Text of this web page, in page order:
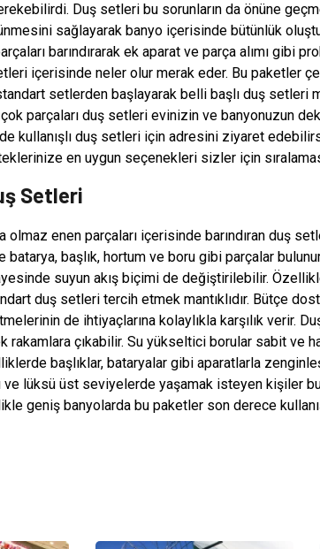
Duş setleri bu sorunların da önüne
sağlayarak banyo içerisinde bütünlük
barındırarak ek aparat ve parça alımı gibi
içerisinde neler olur merak eder. Bu paketler
setlerden başlayarak belli başlı duş setleri
parçaları duş setleri evinizin ve banyonuzun
kullanışlı duş setleri için adresini ziyaret
en uygun seçenekleri sizler için
Setleri
enen parçaları içerisinde barındıran duş
başlık, hortum ve boru gibi parçalar
suyun akış biçimi de değiştirilebilir.
duş setleri tercih etmek mantıklıdır. Bütçe
de ihtiyaçlarına kolaylıkla karşılık verir.
rakamlara çıkabilir. Su yükseltici borular sabit ve
başlıklar, bataryalar gibi aparatlarla
ve lüksü üst seviyelerde yaşamak isteyen kişiler
geniş banyolarda bu paketler son derece